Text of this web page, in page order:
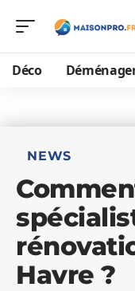
Déco
NEWS
Havre ?